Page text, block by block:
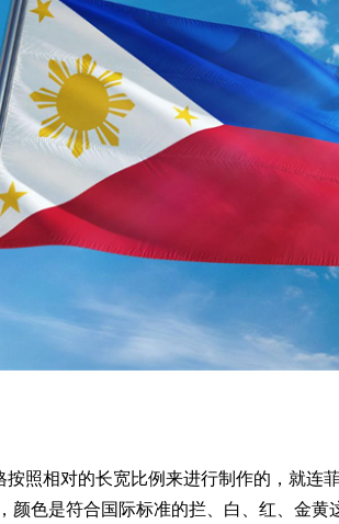
照相对的长宽比例来进行制作的，就连
颜色是符合国际标准的拦、白、红、金